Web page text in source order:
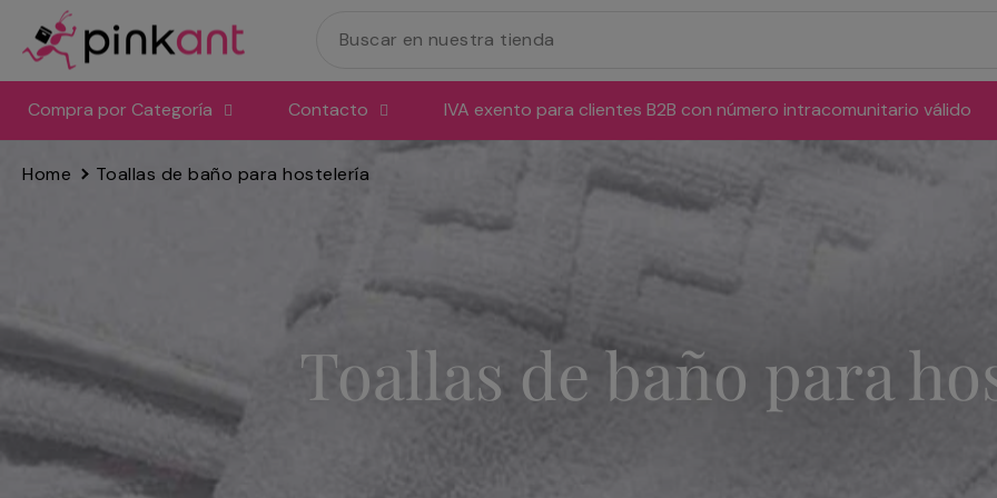
directamente
al
contenido
Compra por Categoría Contacto IVA exento para clientes B2B con número intracomunitario válido
Home Toallas de baño para hostelería
Toallas de baño para